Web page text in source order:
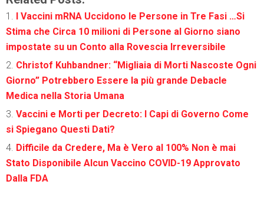
I Vaccini mRNA Uccidono le Persone in Tre Fasi …Si
Stima che Circa 10 milioni di Persone al Giorno siano
impostate su un Conto alla Rovescia Irreversibile
Christof Kuhbandner: “Migliaia di Morti Nascoste Ogni
Giorno” Potrebbero Essere la più grande Debacle
Medica nella Storia Umana
Vaccini e Morti per Decreto: I Capi di Governo Come
si Spiegano Questi Dati?
Difficile da Credere, Ma è Vero al 100% Non è mai
Stato Disponibile Alcun Vaccino COVID-19 Approvato
Dalla FDA